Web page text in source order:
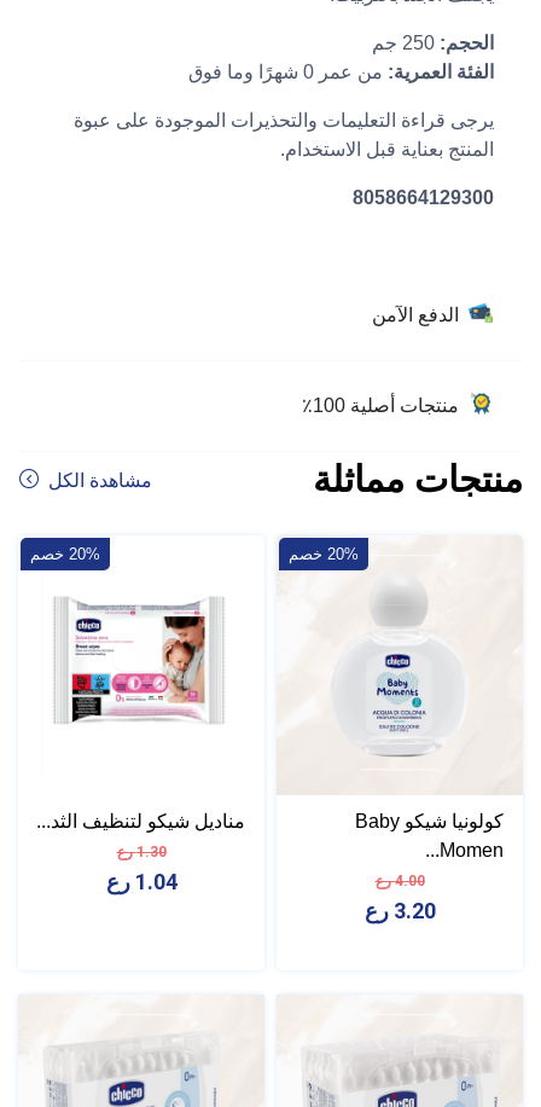
الحجم:
الفئة العمرية: من عمر 0 شهرًا وما فوق
يرجى قراءة التعليمات والتحذيرات الموجودة على عبوة
المنتج بعناية قبل الاستخدام.
8058664129300
الدفع الآمن
منتجات أصلية 100٪
منتجات مماثلة مشاهدة الكل
20% خصم
كولونيا شيكو Baby
Momen...
4.00 رع
3.20 رع
20% خصم
مناديل شيكو لتنظيف الثد...
1.30 رع
1.04 رع